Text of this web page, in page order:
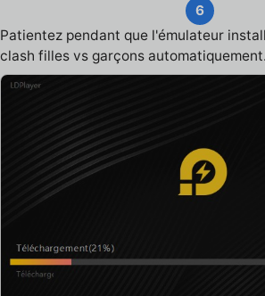
6
Patientez pendant que l'émulateur
clash filles vs garçons automatiquement.